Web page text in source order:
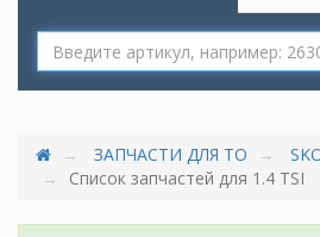
ЗАПЧАСТИ ДЛЯ ТО
Список запчастей для 1.4 TSI